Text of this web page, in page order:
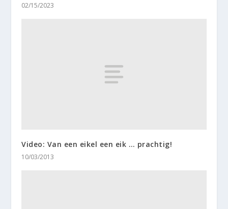
02/15/2023
Video: Van een eikel een eik … prachtig!
10/03/2013